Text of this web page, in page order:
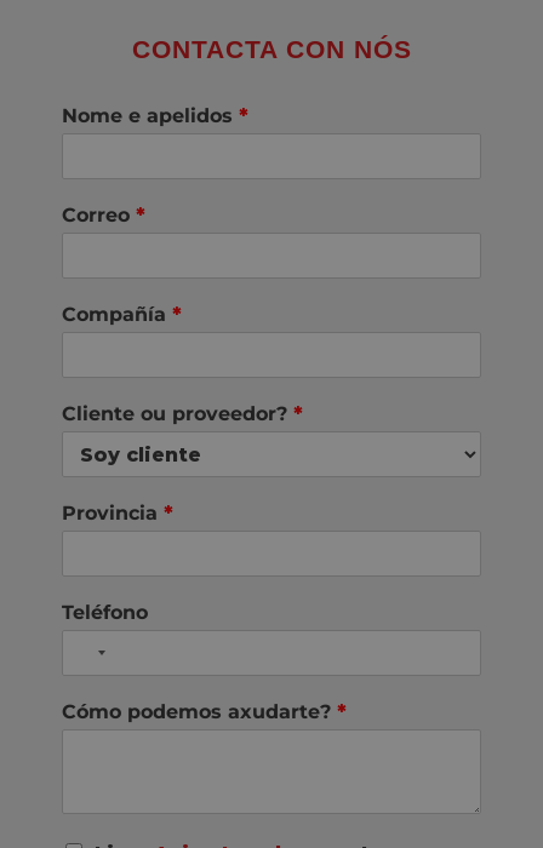
CONTACTA CON NÓS
Nome e apelidos *
Correo *
Compañía *
Cliente ou proveedor? *
Provincia *
Teléfono
Cómo podemos axudarte? *